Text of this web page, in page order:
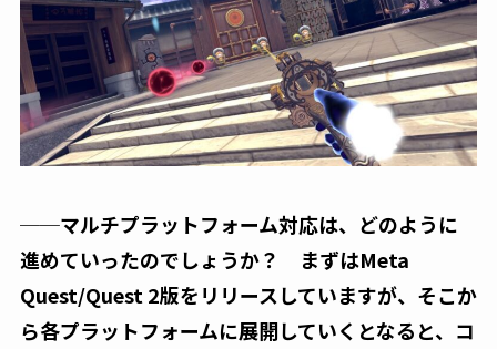
──マルチプラットフォーム対応は、どのように
進めていったのでしょうか？ まずはMeta
Quest/Quest 2版をリリースしていますが、そこか
ら各プラットフォームに展開していくとなると、コ